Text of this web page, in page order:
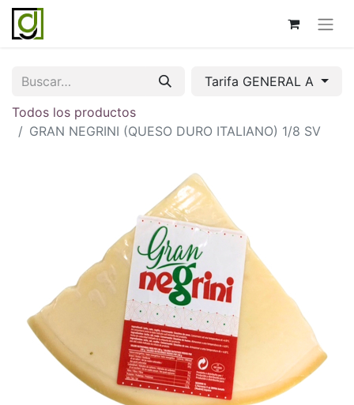
Tarifa GENERAL A
Todos los productos
GRAN NEGRINI (QUESO DURO ITALIANO) 1/8 SV